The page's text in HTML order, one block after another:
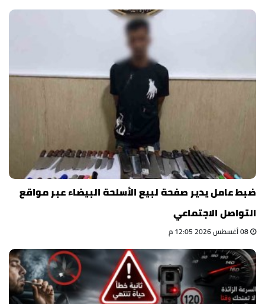
ضبط عامل يدير صفحة لبيع الأسلحة البيضاء عبر مواقع
التواصل الاجتماعي